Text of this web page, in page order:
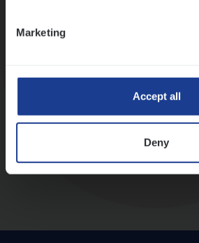
Marketing
Accept all
Deny